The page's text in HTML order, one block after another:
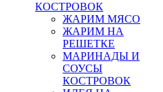
КОСТРОВОК
ЖАРИМ МЯСО
ЖАРИМ НА
РЕШЕТКЕ
МАРИНАДЫ И
СОУСЫ
КОСТРОВОК